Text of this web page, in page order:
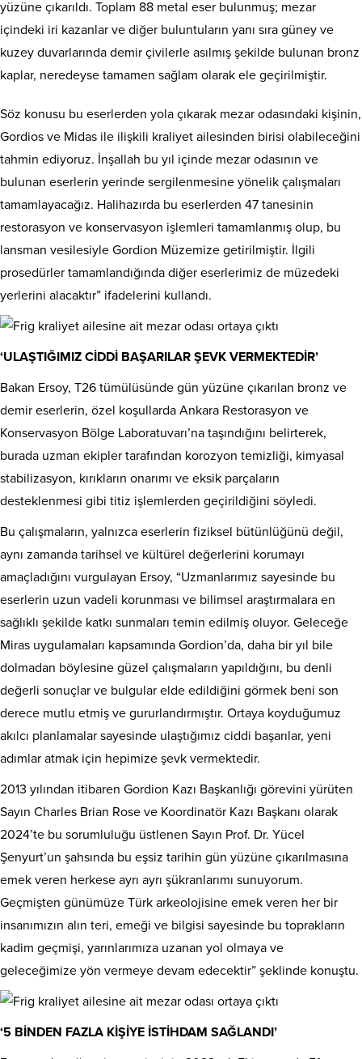
yüzüne çıkarıldı. Toplam 88 metal eser bulunmuş; mezar
içindeki iri kazanlar ve diğer buluntuların yanı sıra güney ve
kuzey duvarlarında demir çivilerle asılmış şekilde bulunan bronz
kaplar, neredeyse tamamen sağlam olarak ele geçirilmiştir.
Söz konusu bu eserlerden yola çıkarak mezar odasındaki kişinin,
Gordios ve Midas ile ilişkili kraliyet ailesinden birisi olabileceğini
tahmin ediyoruz. İnşallah bu yıl içinde mezar odasının ve
bulunan eserlerin yerinde sergilenmesine yönelik çalışmaları
tamamlayacağız. Halihazırda bu eserlerden 47 tanesinin
restorasyon ve konservasyon işlemleri tamamlanmış olup, bu
lansman vesilesiyle Gordion Müzemize getirilmiştir. İlgili
prosedürler tamamlandığında diğer eserlerimiz de müzedeki
yerlerini alacaktır” ifadelerini kullandı.
‘ULAŞTIĞIMIZ CİDDİ BAŞARILAR ŞEVK VERMEKTEDİR’
Bakan Ersoy, T26 tümülüsünde gün yüzüne çıkarılan bronz ve
demir eserlerin, özel koşullarda Ankara Restorasyon ve
Konservasyon Bölge Laboratuvarı’na taşındığını belirterek,
burada uzman ekipler tarafından korozyon temizliği, kimyasal
stabilizasyon, kırıkların onarımı ve eksik parçaların
desteklenmesi gibi titiz işlemlerden geçirildiğini söyledi.
Bu çalışmaların, yalnızca eserlerin fiziksel bütünlüğünü değil,
aynı zamanda tarihsel ve kültürel değerlerini korumayı
amaçladığını vurgulayan Ersoy, “Uzmanlarımız sayesinde bu
eserlerin uzun vadeli korunması ve bilimsel araştırmalara en
sağlıklı şekilde katkı sunmaları temin edilmiş oluyor. Geleceğe
Miras uygulamaları kapsamında Gordion’da, daha bir yıl bile
dolmadan böylesine güzel çalışmaların yapıldığını, bu denli
değerli sonuçlar ve bulgular elde edildiğini görmek beni son
derece mutlu etmiş ve gururlandırmıştır. Ortaya koyduğumuz
akılcı planlamalar sayesinde ulaştığımız ciddi başarılar, yeni
adımlar atmak için hepimize şevk vermektedir.
2013 yılından itibaren Gordion Kazı Başkanlığı görevini yürüten
Sayın Charles Brian Rose ve Koordinatör Kazı Başkanı olarak
2024’te bu sorumluluğu üstlenen Sayın Prof. Dr. Yücel
Şenyurt’un şahsında bu eşsiz tarihin gün yüzüne çıkarılmasına
emek veren herkese ayrı ayrı şükranlarımı sunuyorum.
Geçmişten günümüze Türk arkeolojisine emek veren her bir
insanımızın alın teri, emeği ve bilgisi sayesinde bu toprakların
kadim geçmişi, yarınlarımıza uzanan yol olmaya ve
geleceğimize yön vermeye devam edecektir” şeklinde konuştu.
‘5 BİNDEN FAZLA KİŞİYE İSTİHDAM SAĞLANDI’